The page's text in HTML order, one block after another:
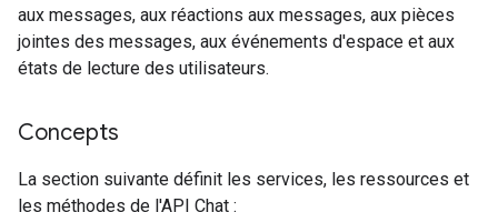
aux messages, aux réactions aux messages, aux pièces
jointes des messages, aux événements d'espace et aux
états de lecture des utilisateurs.
Concepts
La section suivante définit les services, les ressources et
les méthodes de l'API Chat :